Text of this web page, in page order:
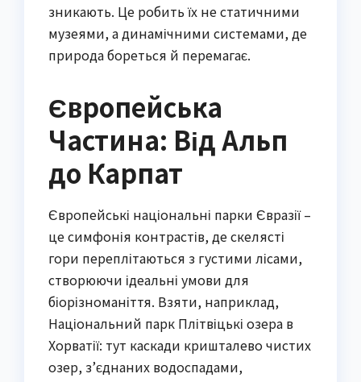
зникають. Це робить їх не статичними
музеями, а динамічними системами, де
природа бореться й перемагає.
Європейська
Частина: Від Альп
до Карпат
Європейські національні парки Євразії –
це симфонія контрастів, де скелясті
гори переплітаються з густими лісами,
створюючи ідеальні умови для
біорізноманіття. Взяти, наприклад,
Національний парк Плітвіцькі озера в
Хорватії: тут каскади кришталево чистих
озер, з’єднаних водоспадами,